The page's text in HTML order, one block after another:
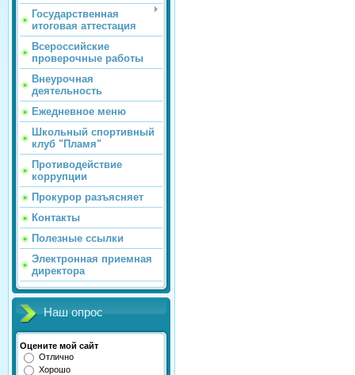
Государственная
итоговая аттестация
Всероссийские
проверочные работы
Внеурочная
деятельность
Ежедневное меню
Школьный спортивный
клуб "Пламя"
Противодействие
коррупции
Прокурор разъясняет
Контакты
Полезные ссылки
Электронная приемная
директора
Наш опрос
Оцените мой сайт
Отлично
Хорошо